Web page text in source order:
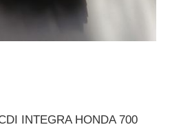
INTEGRA HONDA 700